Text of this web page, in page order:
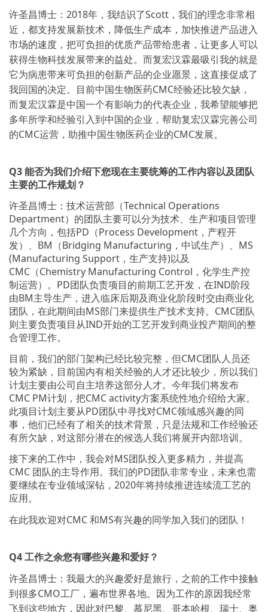
许圣昌博士：2018年，我结识了Scott，我们的理念非常相
近，都支持发展新技术，降低生产成本，加快推进产品进入
市场的速度，把可负担的优质产品带给患者，让更多人可以
获得生物科技发展带来的益处。而复宏汉霖最吸引我的就是
它为病患带来可负担的创新产品的企业愿景，这直接促成了
我回国的决定。目前中国生物医药CMC经验还比较欠缺，
而复宏汉霖是中国一个有影响力的代表企业，我希望能够把
多年所学和经验引入到中国的企业，帮助复宏汉霖完善公司
的CMC运营，助推中国生物医药企业的CMC发展。
Q3能否为我们介绍下您现在主要统筹的工作内容以及团队
主要的工作规划？
许圣昌博士：技术运营部（Technical Operations
Department）的团队主要可以分为技术、生产和项目管理
几个方向，包括PD（Process Development，产程开
发）、BM（Bridging Manufacturing，中试生产）、MS
(Manufacturing Support，生产支持)以及
CMC（Chemistry Manufacturing Control，化学生产控
制运营）。PD团队负责项目的前期工艺开发，在IND阶段
由BM主导生产，进入临床后期及商业化阶段时交由商业化
团队，在此期间由MS部门来提供生产技术支持。CMC团队
则主要负责项目从IND开始的工艺开发到商业投产期间的整
合管理工作。
目前，我们的部门架构已经比较完整，但CMC团队人员还
较为紧缺，目前国内有相关经验的人才还比较少，所以我们
计划主要由公司自主培养这部分人才。今年我们将发布
CMC PM计划，把CMC activity方案系统性地介绍给大家。
此项目计划主要从PD团队中寻找对CMC领域感兴趣的同
事，他们已经有了相关的技术背景，只是法规和工作经验还
有所欠缺，对这部分潜在的候选人我们将展开内部培训。
接下来的工作中，我会对MS团队投入更多精力，并提高
CMC 团队的主导作用。我们的PD团队非常专业，未来也需
要继续在专业领域深钻，2020年将持续推进连续流工艺的
应用。
在此我欢迎对CMC 和MS有兴趣的同学加入我们的团队！
Q4工作之余您有哪些兴趣和爱好？
许圣昌博士：我最大的兴趣爱好是旅行，之前的工作中接触
到很多CMO工厂，遍布世界各地。因为工作的原因我经常
飞到这些地方，因此对巴黎、慕尼黑、哥本哈根、瑞士、奥